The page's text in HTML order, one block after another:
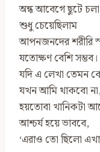
অন্ধ আবেগে ছুটে
শুধু চেয়েছিলাম
আপনজনদের শরীরি
যতোক্ষণ বেশি সম্ভব।
যদি এ লেখা তেমন
যখন আমি থাকবো
হয়তোবা খানিকটা
আশ্চর্য হয়ে ভাববে,
‘এরাও তো ছিলো